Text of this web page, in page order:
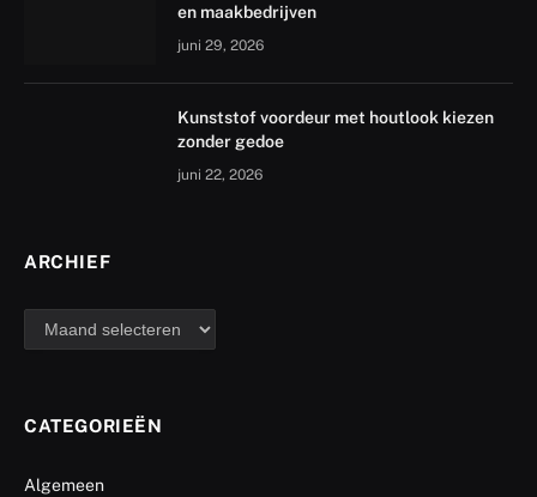
en maakbedrijven
juni 29, 2026
Kunststof voordeur met houtlook kiezen
zonder gedoe
juni 22, 2026
ARCHIEF
archief
CATEGORIEËN
Algemeen